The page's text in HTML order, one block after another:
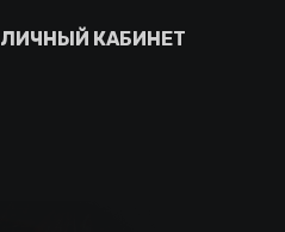
ЛИЧНЫЙ КАБИНЕТ